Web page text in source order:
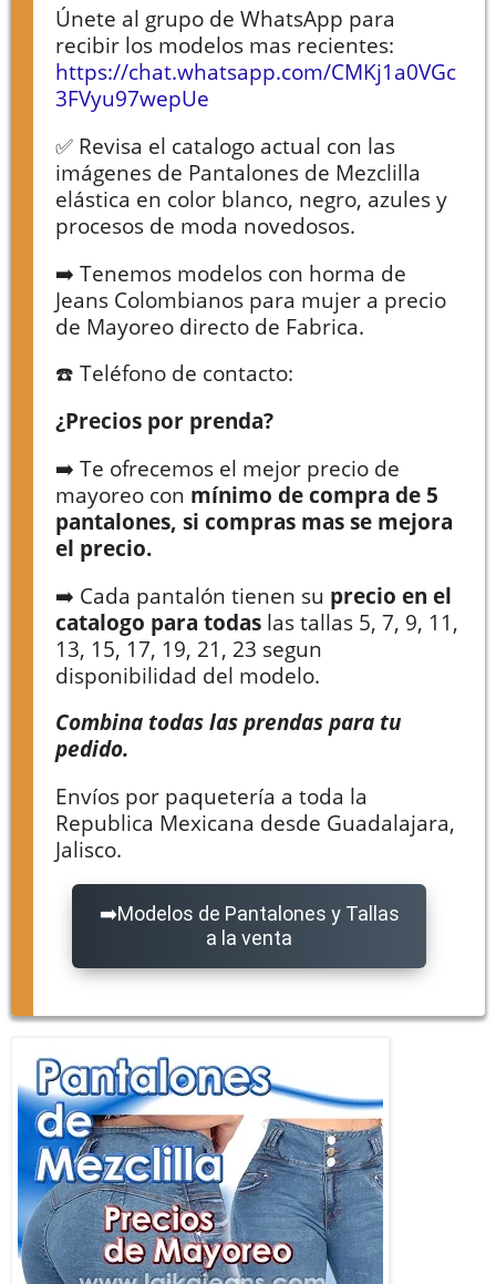
Únete al grupo de WhatsApp para
recibir los modelos mas recientes:
https://chat.whatsapp.com/CMKj1a0VGc
3FVyu97wepUe
✅ Revisa el catalogo actual con las
imágenes de Pantalones de Mezclilla
elástica en color blanco, negro, azules y
procesos de moda novedosos.
➡️ Tenemos modelos con horma de
Jeans Colombianos para mujer a precio
de Mayoreo directo de Fabrica.
☎️ Teléfono de contacto:
¿Precios por prenda?
➡️ Te ofrecemos el mejor precio de
mayoreo con mínimo de compra de 5
pantalones, si compras mas se mejora
el precio.
➡️ Cada pantalón tienen su precio en el
catalogo para todas las tallas 5, 7, 9, 11,
13, 15, 17, 19, 21, 23 segun
disponibilidad del modelo.
Combina todas las prendas para tu
pedido.
Envíos por paquetería a toda la
Republica Mexicana desde Guadalajara,
Jalisco.
Modelos de Pantalones y Tallas
a la venta